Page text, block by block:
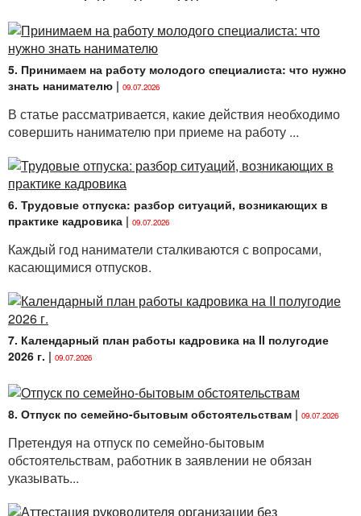
5. Принимаем на работу молодого специалиста: что нужно
знать нанимателю | 09.07.2026
В статье рассматривается, какие действия необходимо
совершить нанимателю при приеме на работу ...
6. Трудовые отпуска: разбор ситуаций, возникающих в
практике кадровика | 09.07.2026
Каждый год наниматели сталкиваются с вопросами,
касающимися отпусков.
7. Календарный план работы кадровика на II полугодие
2026 г. | 09.07.2026
8. Отпуск по семейно-бытовым обстоятельствам | 09.07.2026
Претендуя на отпуск по семейно-бытовым
обстоятельствам, работник в заявлении не обязан
указывать...